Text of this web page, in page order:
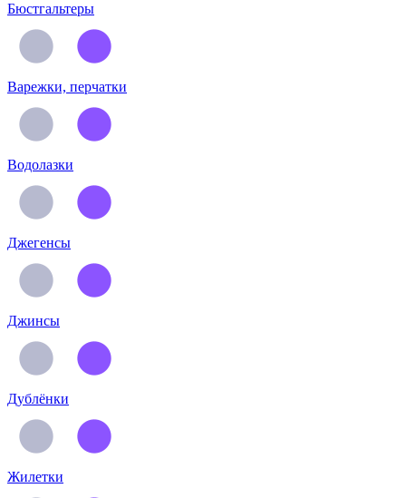
Бюстгальтеры
Варежки, перчатки
Водолазки
Джегенсы
Джинсы
Дублёнки
Жилетки